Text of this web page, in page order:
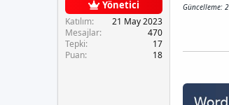
n
h
i
Yönetici
Katılım
21 May 2023
Mesajlar
470
Tepki
17
Puan
18
Güncelleme: